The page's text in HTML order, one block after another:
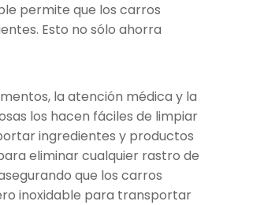
permite que los carros
Esto no sólo ahorra
la atención médica y la
los hacen fáciles de limpiar
ingredientes y productos
eliminar cualquier rastro de
que los carros
inoxidable para transportar